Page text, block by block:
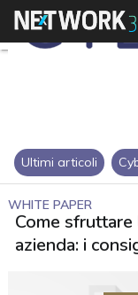
Ultimi articoli
WHITE PAPER
Come
azienda: i